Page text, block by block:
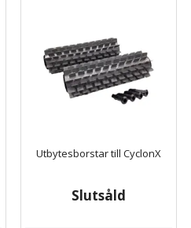
Utbytesborstar till CyclonX
Slutsåld